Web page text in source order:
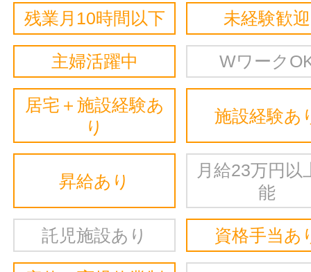
残業月10時間以下 未経験歓迎
主婦活躍中 Wワーク
居宅＋施設経験あ
り
施設経験あ
昇給あり
月給23万円以
能
託児施設あり 資格手当あ